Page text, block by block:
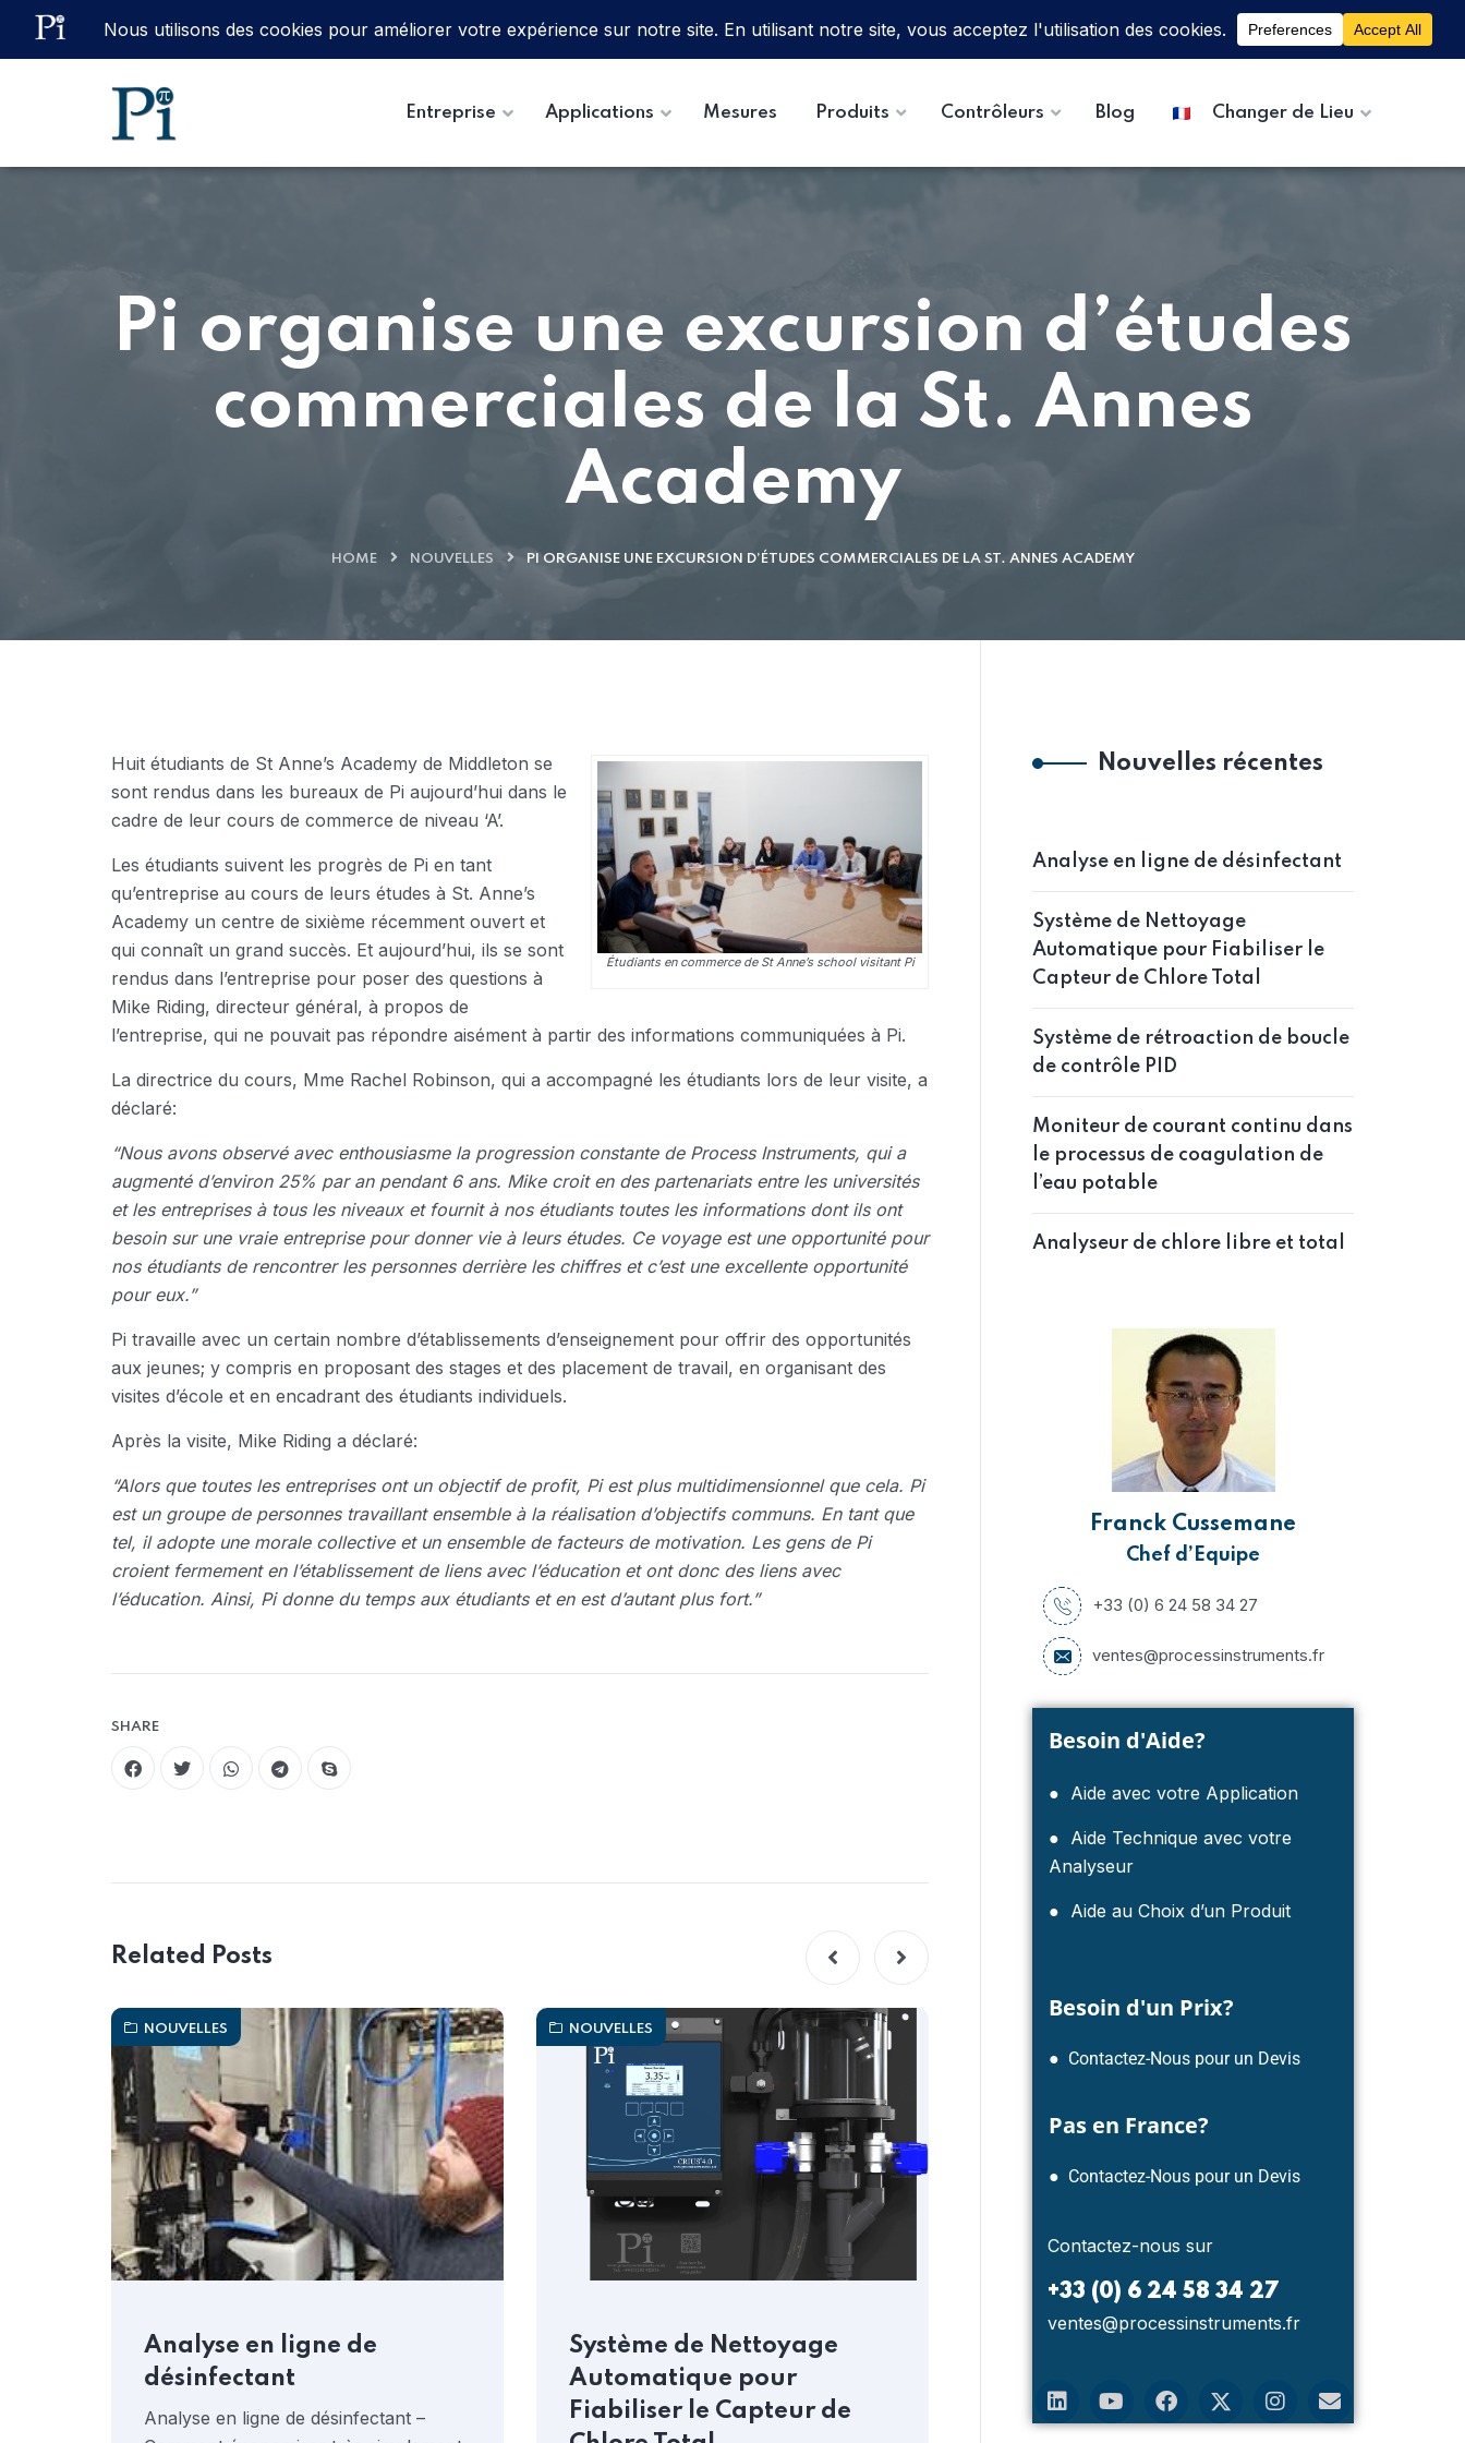
Email ventes@processinstruments.fr
Entreprise Applications Mesures Produits Contrôleurs Blog Changer de Lieu
Pi organise une excursion d’études
commerciales de la St. Annes
Academy
HOME NOUVELLES PI ORGANISE UNE EXCURSION D’ÉTUDES COMMERCIALES DE LA ST. ANNES ACADEMY
Étudiants en commerce de St Anne’s school visitant Pi
Huit étudiants de St Anne’s Academy de Middleton se
sont rendus dans les bureaux de Pi aujourd’hui dans le
cadre de leur cours de commerce de niveau ‘A’.
Les étudiants suivent les progrès de Pi en tant
qu’entreprise au cours de leurs études à St. Anne’s
Academy un centre de sixième récemment ouvert et
qui connaît un grand succès. Et aujourd’hui, ils se sont
rendus dans l’entreprise pour poser des questions à
Mike Riding, directeur général, à propos de
l’entreprise, qui ne pouvait pas répondre aisément à partir des informations communiquées à Pi.
La directrice du cours, Mme Rachel Robinson, qui a accompagné les étudiants lors de leur visite, a
déclaré:
“Nous avons observé avec enthousiasme la progression constante de Process Instruments, qui a
augmenté d’environ 25% par an pendant 6 ans. Mike croit en des partenariats entre les universités
et les entreprises à tous les niveaux et fournit à nos étudiants toutes les informations dont ils ont
besoin sur une vraie entreprise pour donner vie à leurs études. Ce voyage est une opportunité pour
nos étudiants de rencontrer les personnes derrière les chiffres et c’est une excellente opportunité
pour eux.”
Pi travaille avec un certain nombre d’établissements d’enseignement pour offrir des opportunités
aux jeunes; y compris en proposant des stages et des placement de travail, en organisant des
visites d’école et en encadrant des étudiants individuels.
Après la visite, Mike Riding a déclaré:
“Alors que toutes les entreprises ont un objectif de profit, Pi est plus multidimensionnel que cela. Pi
est un groupe de personnes travaillant ensemble à la réalisation d’objectifs communs. En tant que
tel, il adopte une morale collective et un ensemble de facteurs de motivation. Les gens de Pi
croient fermement en l’établissement de liens avec l’éducation et ont donc des liens avec
l’éducation. Ainsi, Pi donne du temps aux étudiants et en est d’autant plus fort.”
SHARE
Related Posts
NOUVELLES
Analyse en ligne de
désinfectant
Analyse en ligne de désinfectant –
NOUVELLES
Système de Nettoyage
Automatique pour
Fiabiliser le Capteur de
Système de rétroaction de boucle de
Nouvelles récentes
Analyse en ligne de désinfectant
Système de Nettoyage
Automatique pour Fiabiliser le
Capteur de Chlore Total
Système de rétroaction de boucle
de contrôle PID
Moniteur de courant continu dans
le processus de coagulation de
l’eau potable
Analyseur de chlore libre et total
Franck Cussemane
Chef d’Equipe
+33 (0) 6 24 58 34 27
ventes@processinstruments.fr
Besoin d'Aide?
● Aide avec votre Application
● Aide Technique avec votre
Analyseur
● Aide au Choix d’un Produit
Besoin d'un Prix?
● Contactez-Nous pour un Devis
Pas en France?
● Contactez-Nous pour un Devis
Contactez-nous sur
+33 (0) 6 24 58 34 27
ventes@processinstruments.fr